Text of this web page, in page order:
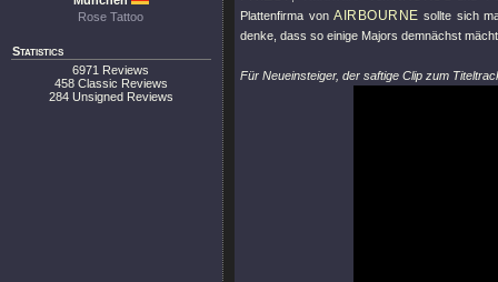
Rose Tattoo
Statistics
6971 Reviews
458 Classic Reviews
284 Unsigned Reviews
Plattenfirma vonAIRBOURNE sollte sich
denke, dass so einige Majors demnächst
Für Neueinsteiger, der saftige Clip zum